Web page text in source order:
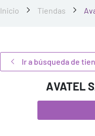
Inicio Tiendas
Ir a búsqueda de
AVATEL